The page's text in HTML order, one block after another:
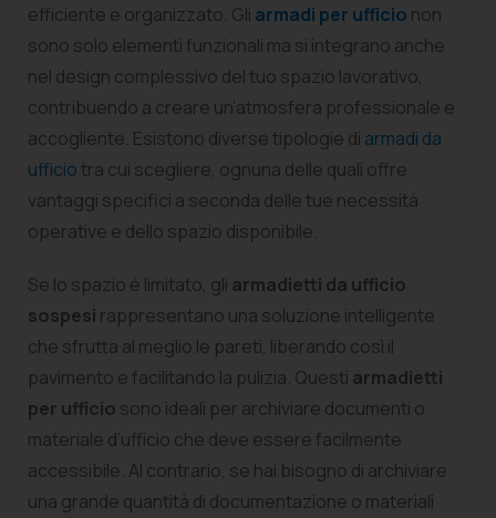
efficiente e organizzato. Gli armadi per ufficio non
sono solo elementi funzionali ma si integrano anche
nel design complessivo del tuo spazio lavorativo,
contribuendo a creare un’atmosfera professionale e
accogliente. Esistono diverse tipologie di armadi da
ufficiotra cui scegliere, ognuna delle quali offre
vantaggi specifici a seconda delle tue necessità
operative e dello spazio disponibile.
Se lo spazio è limitato, gli armadietti da ufficio
sospesi rappresentano una soluzione intelligente
che sfrutta al meglio le pareti, liberando così il
pavimento e facilitando la pulizia. Questi armadietti
per ufficio sono ideali per archiviare documenti o
materiale d’ufficio che deve essere facilmente
accessibile. Al contrario, se hai bisogno di archiviare
una grande quantità di documentazione o materiali